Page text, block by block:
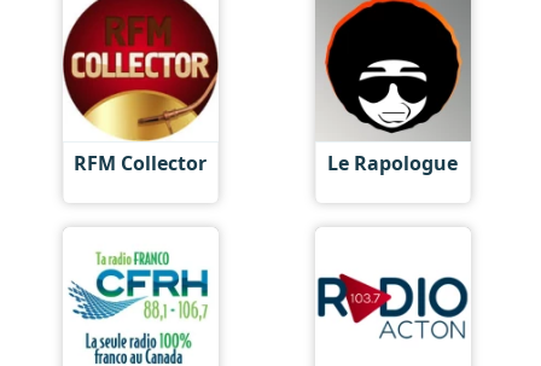
RFM Collector Le Rapologue